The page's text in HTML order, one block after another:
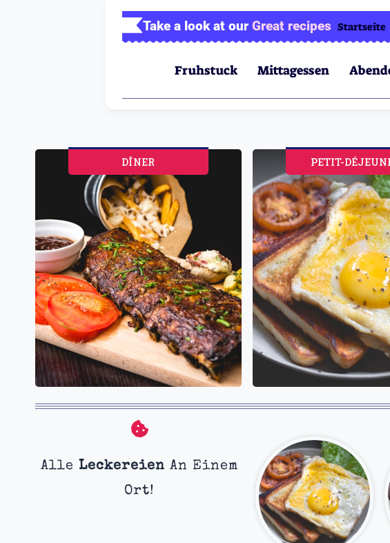
Take a look at our Great recipes Startseite
Fruhstuck Mittagessen
DÎNER PETIT-
Alle Leckereien An Einem
Ort!